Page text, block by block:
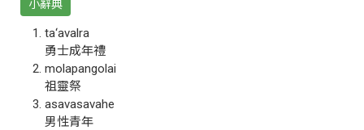
小辭典
ta‘avalra
勇士成年禮
molapangolai
祖靈祭
asavasavahe
男性青年